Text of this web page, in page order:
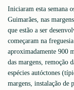
Iniciaram esta semana
Guimarães, nas
que estão a ser
começaram na
aproximadamente 900
das margens, remoção
espécies autóctones
margens, instalação de